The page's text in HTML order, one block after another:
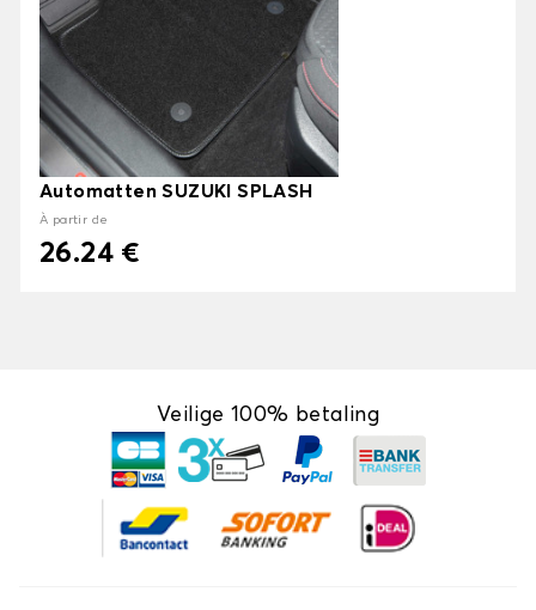
Automatten SUZUKI SPLASH
À partir de
26.24 €
Veilige 100% betaling